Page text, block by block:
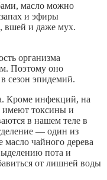
масло можно
и эфиры
вшей и даже мух.
организма
Поэтому оно
сезон эпидемий.
Кроме инфекций, на
имеют токсины и
в нашем теле в
— один из
чайного дерева
пота и
от лишней воды